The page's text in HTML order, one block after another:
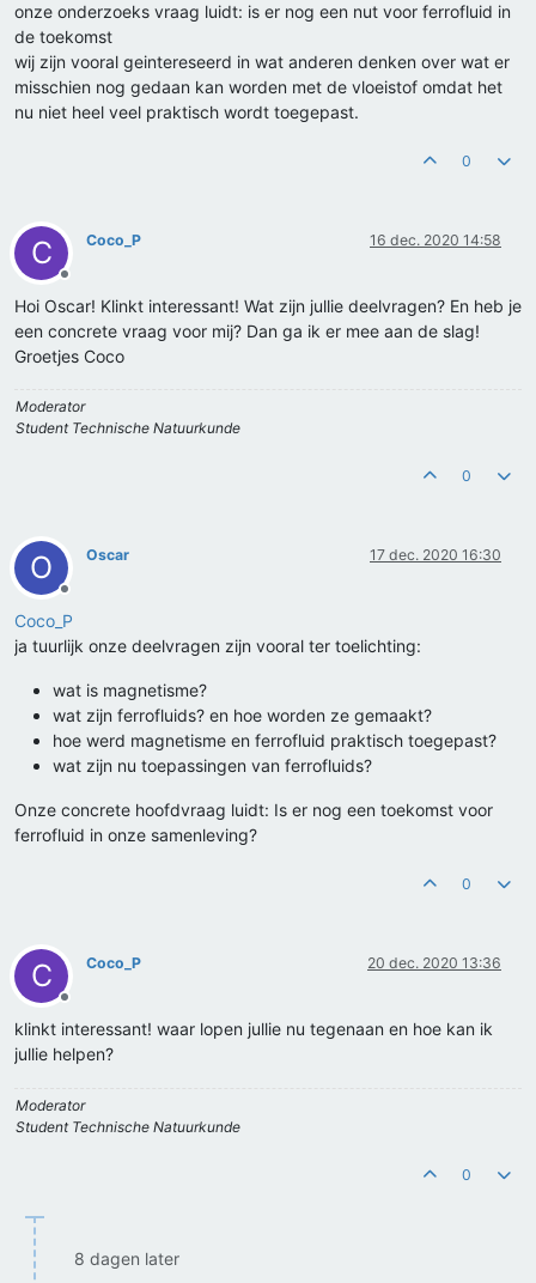
onze onderzoeks vraag luidt: is er nog een nut voor ferrofluid in
de toekomst
wij zijn vooral geintereseerd in wat anderen denken over wat er
misschien nog gedaan kan worden met de vloeistof omdat het
nu niet heel veel praktisch wordt toegepast.
0
C
Offline
Coco_P 16 dec. 2020 14:58
Hoi Oscar! Klinkt interessant! Wat zijn jullie deelvragen? En heb je
een concrete vraag voor mij? Dan ga ik er mee aan de slag!
Groetjes Coco
Moderator
Student Technische Natuurkunde
0
O
Offline
Oscar 17 dec. 2020 16:30
Coco_P
ja tuurlijk onze deelvragen zijn vooral ter toelichting:
wat is magnetisme?
wat zijn ferrofluids? en hoe worden ze gemaakt?
hoe werd magnetisme en ferrofluid praktisch toegepast?
wat zijn nu toepassingen van ferrofluids?
Onze concrete hoofdvraag luidt: Is er nog een toekomst voor
ferrofluid in onze samenleving?
0
C
Offline
Coco_P 20 dec. 2020 13:36
klinkt interessant! waar lopen jullie nu tegenaan en hoe kan ik
jullie helpen?
Moderator
Student Technische Natuurkunde
0
8 dagen later